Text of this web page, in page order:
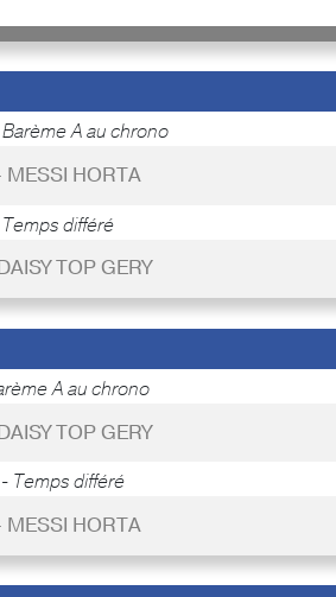
A au chrono
HORTA
différé
TOP GERY
A au chrono
TOP GERY
Temps différé
HORTA